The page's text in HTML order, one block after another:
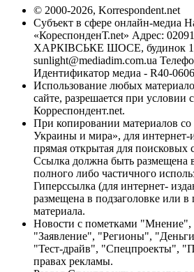
© 2000-2026, Korrespondent.net
Субъект в сфере онлайн-медиа
«КореспонденТ.net» Адрес:
ХАРКІВСЬКЕ ШОСЕ, будинок
sunlight@mediadim.com.ua
Идентификатор медиа - R40-
Использование любых
сайте, разрешается при условии
Корреспондент.net.
При копировании материалов
Украины и мира», для интернет-
прямая открытая для поисковых
Ссылка должна быть размещена
полного либо частичного
Гиперссылка (для интернет-
размещена в подзаголовке или в
материала.
Новости с пометками "Мнение",
"Заявление", "Регионы",
"Тест-драйв", "Спецпроекты",
правах рекламы.